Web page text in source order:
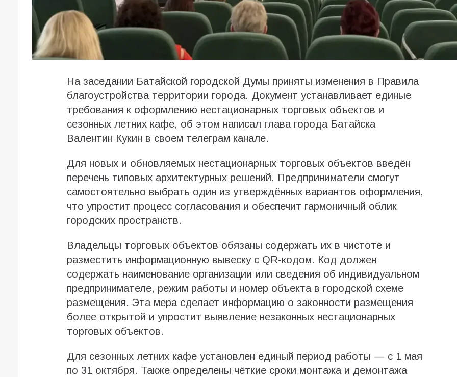
На заседании Батайской городской Думы приняты изменения в Правила
благоустройства территории города. Документ устанавливает единые
требования к оформлению нестационарных торговых объектов и
сезонных летних кафе, об этом написал глава города Батайска
Валентин Кукин в своем телеграм канале.
Для новых и обновляемых нестационарных торговых объектов введён
перечень типовых архитектурных решений. Предприниматели смогут
самостоятельно выбрать один из утверждённых вариантов оформления,
что упростит процесс согласования и обеспечит гармоничный облик
городских пространств.
Владельцы торговых объектов обязаны содержать их в чистоте и
разместить информационную вывеску с QR-кодом. Код должен
содержать наименование организации или сведения об индивидуальном
предпринимателе, режим работы и номер объекта в городской схеме
размещения. Эта мера сделает информацию о законности размещения
более открытой и упростит выявление незаконных нестационарных
торговых объектов.
Для сезонных летних кафе установлен единый период работы — с 1 мая
по 31 октября. Также определены чёткие сроки монтажа и демонтажа